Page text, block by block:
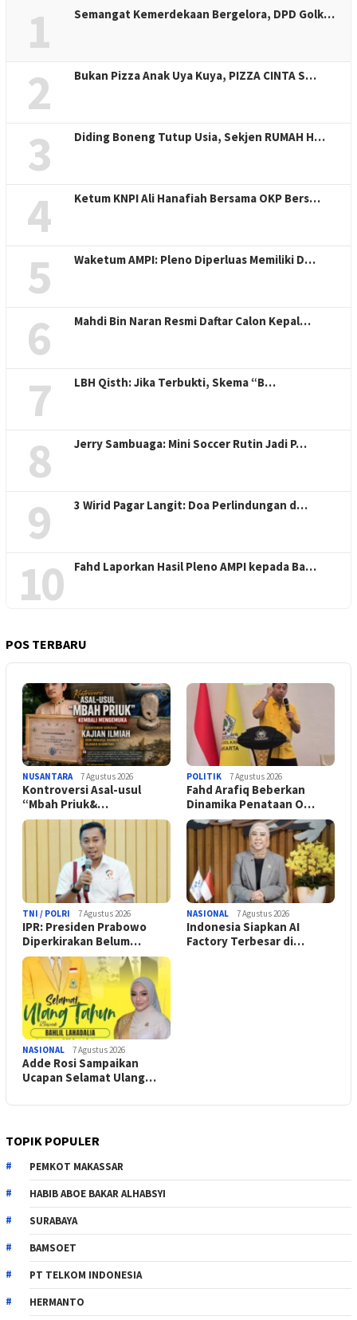
1 Semangat Kemerdekaan Bergelora, DPD Golk…
2 Bukan Pizza Anak Uya Kuya, PIZZA CINTA S…
3 Diding Boneng Tutup Usia, Sekjen RUMAH H…
4 Ketum KNPI Ali Hanafiah Bersama OKP Bers…
5 Waketum AMPI: Pleno Diperluas Memiliki D…
6 Mahdi Bin Naran Resmi Daftar Calon Kepal…
7 LBH Qisth: Jika Terbukti, Skema “B…
8 Jerry Sambuaga: Mini Soccer Rutin Jadi P…
9 3 Wirid Pagar Langit: Doa Perlindungan d…
10 Fahd Laporkan Hasil Pleno AMPI kepada Ba…
POS TERBARU
NUSANTARA 7 Agustus 2026
Kontroversi Asal-usul
“Mbah Priuk&…
POLITIK 7 Agustus 2026
Fahd Arafiq Beberkan
Dinamika Penataan O…
TNI / POLRI 7 Agustus 2026
IPR: Presiden Prabowo
Diperkirakan Belum…
NASIONAL 7 Agustus 2026
Indonesia Siapkan AI
Factory Terbesar di…
NASIONAL 7 Agustus 2026
Adde Rosi Sampaikan
Ucapan Selamat Ulang…
TOPIK POPULER
PEMKOT MAKASSAR
HABIB ABOE BAKAR ALHABSYI
SURABAYA
BAMSOET
PT TELKOM INDONESIA
HERMANTO